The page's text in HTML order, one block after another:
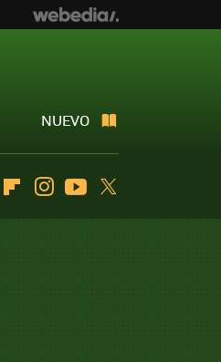
NUEVO
FlipboardInstagramYoutube